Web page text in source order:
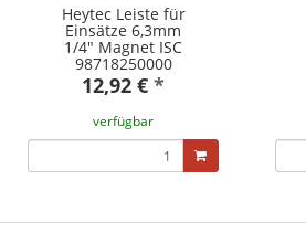
Heytec Leiste für
Einsätze 6,3mm
1/4" Magnet ISC
98718250000
12,92 € *
verfügbar